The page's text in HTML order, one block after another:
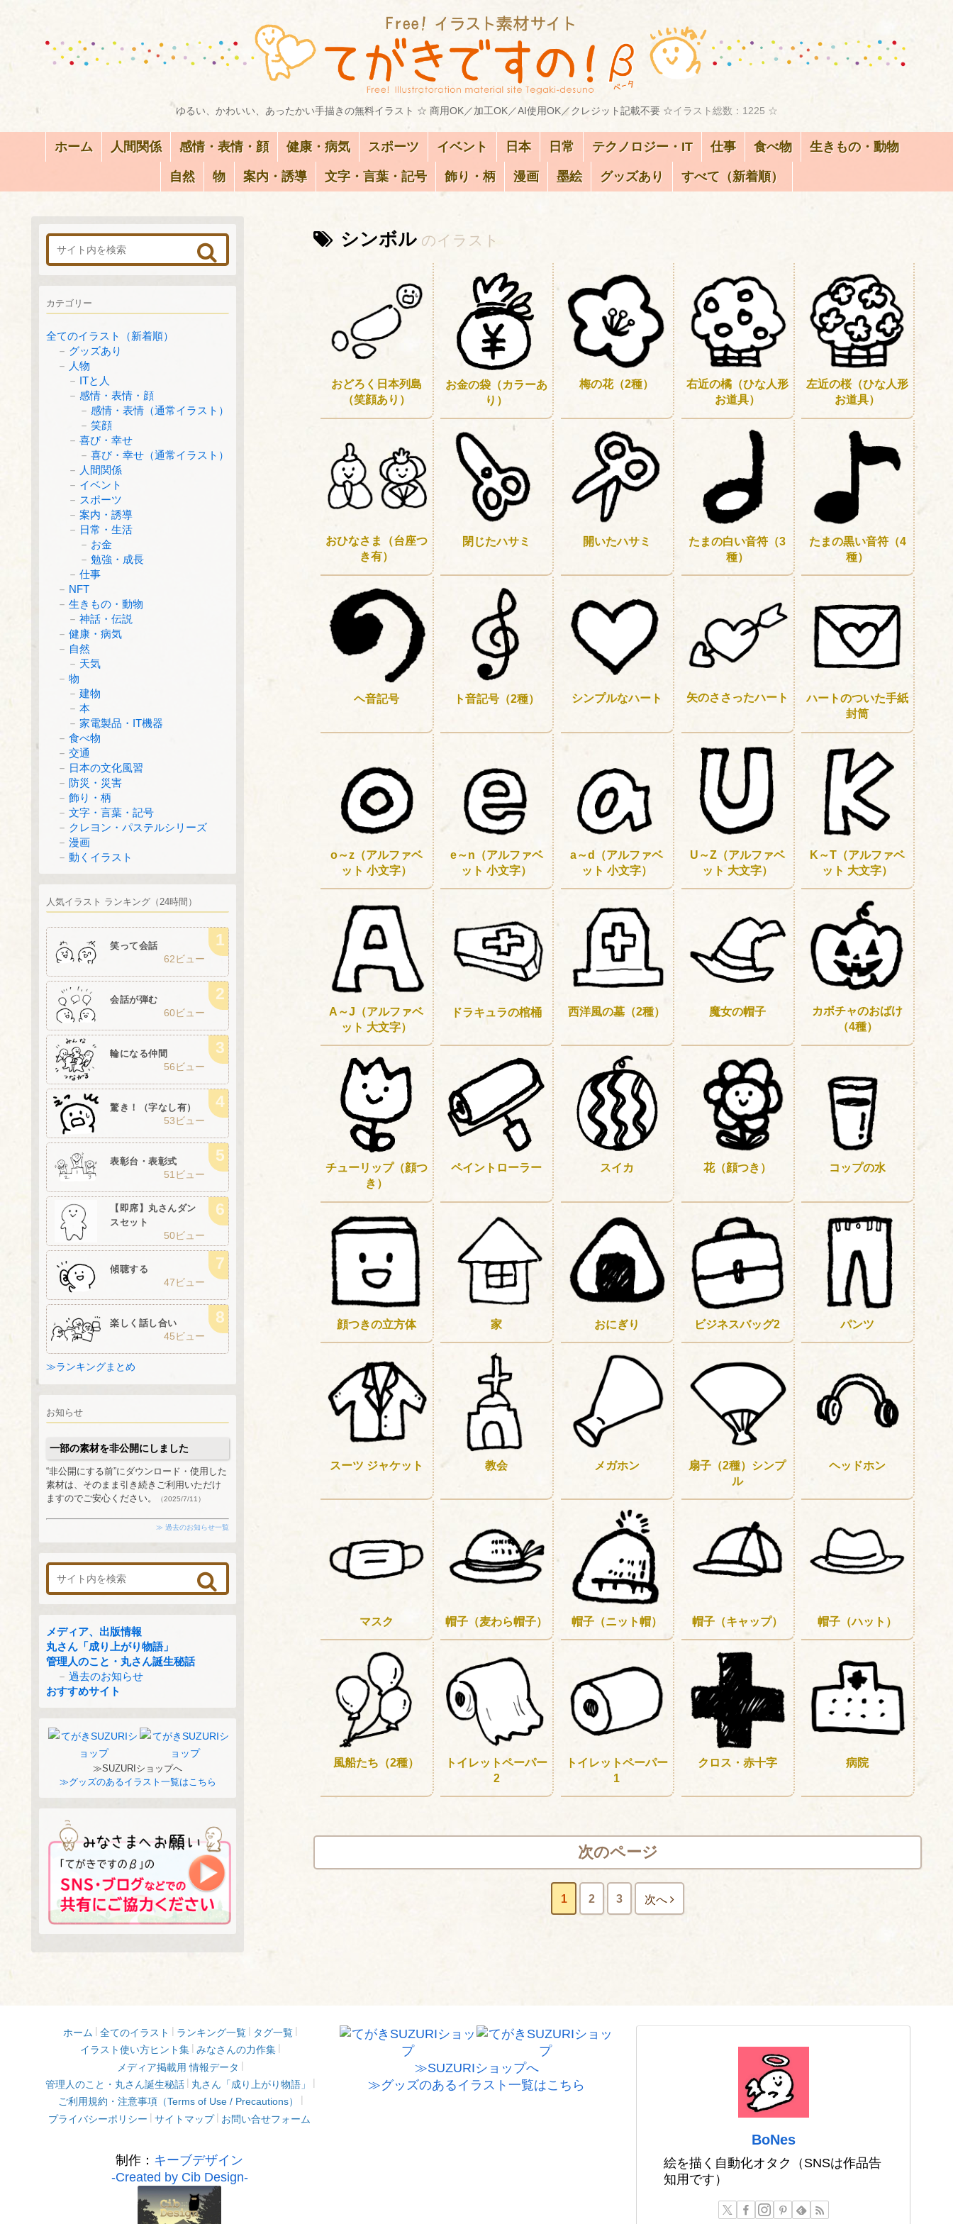
ゆるい、かわいい、あったかい手描きの無料イラスト ☆ 商用OK／加工OK／AI使用OK／クレジット記載不要 ☆イラスト総数：1225 ☆
ホーム 人間関係 感情・表情・顔 健康・病気 スポーツ イベント 日本 日常 テクノロジー・IT 仕事 食べ物 生きもの・動物
自然 物 案内・誘導 文字・言葉・記号 飾り・柄 漫画 墨絵 グッズあり すべて（新着順）
シンボル
おどろく日本列島
（笑顔あり）
お金の袋（カラーあ
り）
梅の花（2種）
右近の橘（ひな人形
お道具）
左近の桜（ひな人形
お道具）
おひなさま（台座つ
き有）
閉じたハサミ 開いたハサミ
たまの白い音符（3
種）
たまの黒い音符（4
種）
ヘ音記号 ト音記号（2種） シンプルなハート 矢のささったハート
ハートのついた手紙
封筒
o～z（アルファベ
ット 小文字）
e～n（アルファベ
ット 小文字）
a～d（アルファベ
ット 小文字）
U～Z（アルファベ
ット 大文字）
K～T（アルファベ
ット 大文字）
A～J（アルファベ
ット 大文字）
ドラキュラの棺桶 西洋風の墓（2種） 魔女の帽子
カボチャのおばけ
（4種）
チューリップ（顔つ
き）
ペイントローラー スイカ 花（顔つき） コップの水
顔つきの立方体 家 おにぎり ビジネスバッグ2 パンツ
スーツ ジャケット 教会 メガホン
扇子（2種）シンプ
ル
ヘッドホン
マスク 帽子（麦わら帽子） 帽子（ニット帽） 帽子（キャップ） 帽子（ハット）
風船たち（2種）
トイレットペーパー
2
トイレットペーパー
1
クロス・赤十字 病院
次のページ
1 2 3 次へ
カテゴリー
全てのイラスト（新着順）
グッズあり
人物
ITと人
感情・表情・顔
感情・表情（通常イラスト）
笑顔
喜び・幸せ
喜び・幸せ（通常イラスト）
人間関係
イベント
スポーツ
案内・誘導
日常・生活
お金
勉強・成長
仕事
NFT
生きもの・動物
神話・伝説
健康・病気
自然
天気
物
建物
本
家電製品・IT機器
食べ物
交通
日本の文化風習
防災・災害
飾り・柄
文字・言葉・記号
クレヨン・パステルシリーズ
漫画
動くイラスト
人気イラスト ランキング（24時間）
笑って会話
62ビュー
会話が弾む
60ビュー
輪になる仲間
56ビュー
驚き！（字なし有）
53ビュー
表彰台・表彰式
51ビュー
【即席】丸さんダン
スセット
50ビュー
傾聴する
47ビュー
楽しく話し合い
45ビュー
≫ランキングまとめ
お知らせ
一部の素材を非公開にしました
“非公開にする前”にダウンロード・使用した
素材は、そのまま引き続きご利用いただけ
ますのでご安心ください。
（2025/7/11）
≫ 過去のお知らせ一覧
メディア、出版情報
丸さん「成り上がり物語」
管理人のこと・丸さん誕生秘話
過去のお知らせ
おすすめサイト
≫SUZURIショップへ
≫グッズのあるイラスト一覧はこちら
ホーム 全てのイラスト ランキング一覧
タグ一覧
イラスト使い方ヒント集
みなさんの力作集
メディア掲載用 情報データ
管理人のこと・丸さん誕生秘話
丸さん「成り上がり物語」
ご利用規約・注意事項（Terms of Use / Precautions）
プライバシーポリシー
サイトマップ お問い合せフォーム
制作： キーブデザイン
-Created by Cib Design-
≫SUZURIショップへ
≫グッズのあるイラスト一覧はこちら
BoNes
絵を描く自動化オタク（SNSは作品告
知用です）